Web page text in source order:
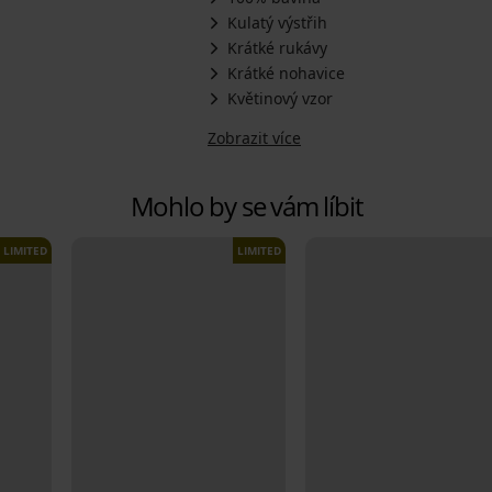
Kulatý výstřih
Krátké rukávy
Krátké nohavice
Květinový vzor
Zobrazit více
Mohlo by se vám líbit
LIMITED LIMITED